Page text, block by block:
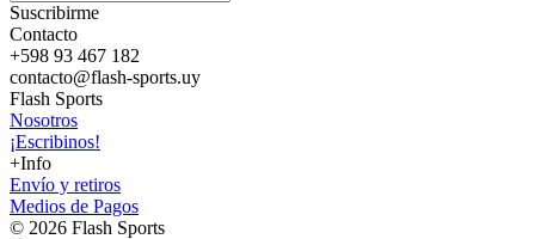
Suscribirme
Contacto
+598 93 467 182
contacto@flash-sports.uy
Flash Sports
Nosotros
¡Escribinos!
+Info
Envío y retiros
Medios de Pagos
© 2026 Flash Sports